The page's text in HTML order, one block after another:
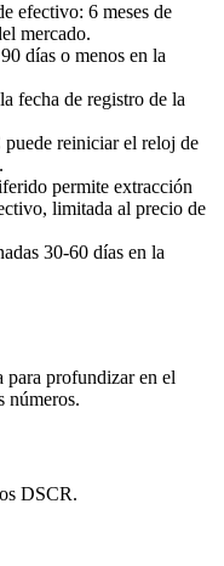
efectivo: 6 meses de
mercado.
días o menos en la
fecha de registro de la
reiniciar el reloj de
permite extracción
limitada al precio de
30-60 días en la
para profundizar en el
números.
DSCR.